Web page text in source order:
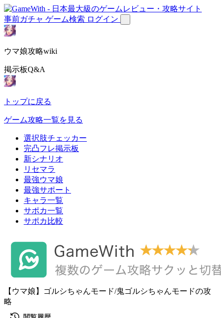
事前ガチャ ゲーム検索 ログイン
ウマ娘攻略wiki
掲示板Q&A
トップに戻る
ゲーム攻略一覧を見る
選択肢チェッカー
完凸フレ掲示板
新シナリオ
リセマラ
最強ウマ娘
最強サポート
キャラ一覧
サポカ一覧
サポカ比較
【ウマ娘】ゴルシちゃんモード/鬼ゴルシちゃんモードの攻
略